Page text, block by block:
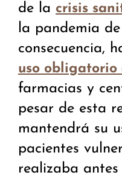
de la crisis
la pandemia de
consecuencia,
uso obligatorio
farmacias y
pesar de esta
mantendrá su
pacientes
realizaba